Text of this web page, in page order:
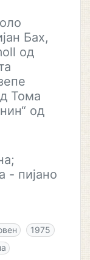
Бах,
од
Тома
од
- пијано
1975